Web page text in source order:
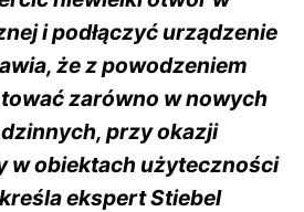
i podłączyć urządzenie
że z powodzeniem
zarówno w nowych
przy okazji
w obiektach użyteczności
ekspert Stiebel